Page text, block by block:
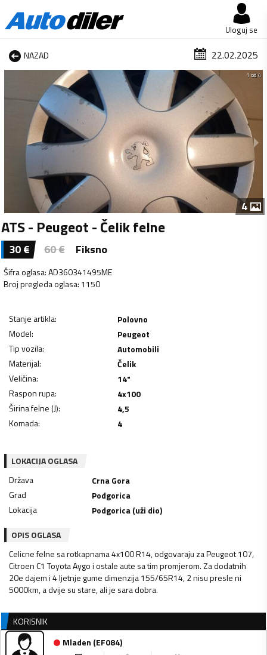
Uloguj se
NAZAD 22.02.2025
1 od 4
4
ATS - Peugeot - Čelik felne
30€ 60€ Fiksno
Šifra oglasa:AD360341495ME
Broj pregleda oglasa: 1150
Stanje artikla:
Polovno
Model:
Peugeot
Tip vozila:
Automobili
Materijal:
Čelik
Veličina:
14"
Raspon rupa:
4x100
Širina felne (J):
4,5
Komada: 4
LOKACIJA OGLASA
Država
Crna Gora
Grad
Podgorica
Lokacija
Podgorica (uži dio)
OPIS OGLASA
Celicne felne sa rotkapnama 4x100 R14, odgovaraju za Peugeot 107,
Citroen C1 Toyota Aygo i ostale aute sa tim promjerom. Za dodatnih
20e dajem i 4 ljetnje gume dimenzija 155/65R14, 2 nisu presle ni
5000km, a dvije su stare, ali je sara dobra.
KORISNIK
Mladen (EF084)